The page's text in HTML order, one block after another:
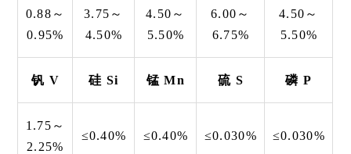
0.88～
0.95%
3.75～
4.50%
4.50～
5.50%
6.00～
6.75%
4.50～
5.50%
钒 V 硅 Si 锰 Mn 硫 S 磷 P
1.75～
2.25%
≤0.40% ≤0.40% ≤0.030% ≤0.030%